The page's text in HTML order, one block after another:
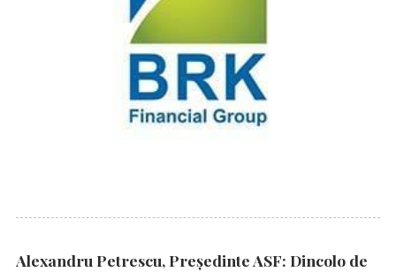
Alexandru Petrescu, Președinte ASF: Dincolo de